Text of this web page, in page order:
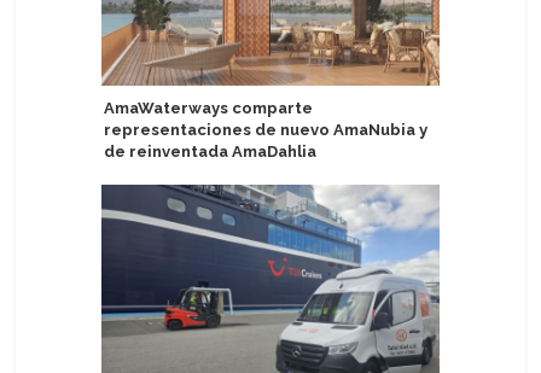
AmaWaterways comparte
representaciones de nuevo AmaNubia y
de reinventada AmaDahlia